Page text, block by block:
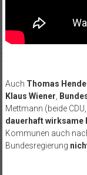
Auch Thomas
Klaus Wiener
Mettmann (beide CDU,
dauerhaft wirksame
Kommunen auch
Bundesregierung